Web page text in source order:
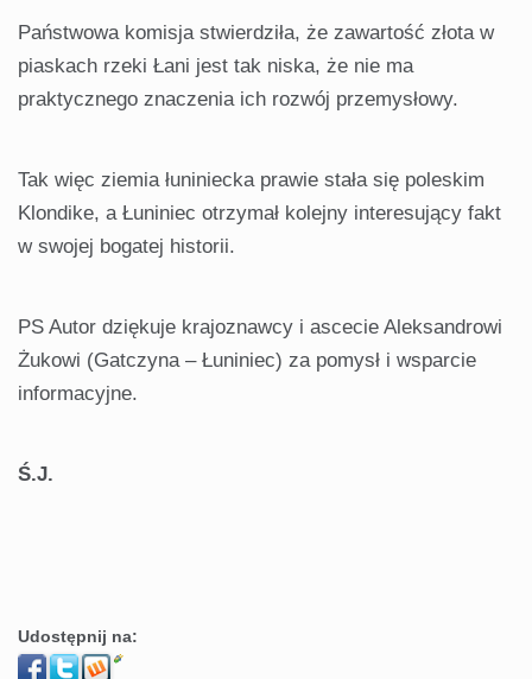
Państwowa komisja stwierdziła, że zawartość złota w
piaskach rzeki Łani jest tak niska, że nie ma
praktycznego znaczenia ich rozwój przemysłowy.
Tak więc ziemia łuniniecka prawie stała się poleskim
Klondike, a Łuniniec otrzymał kolejny interesujący fakt
w swojej bogatej historii.
PS Autor dziękuje krajoznawcy i ascecie Aleksandrowi
Żukowi (Gatczyna – Łuniniec) za pomysł i wsparcie
informacyjne.
Ś.J.
Udostępnij na: